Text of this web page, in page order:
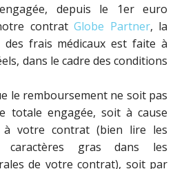
depuis le 1er euro
contrat Globe Partner, la
frais médicaux est faite à
dans le cadre des conditions
le remboursement ne soit pas
totale engagée, soit à cause
à votre contrat (bien lire les
caractères gras dans les
de votre contrat), soit par